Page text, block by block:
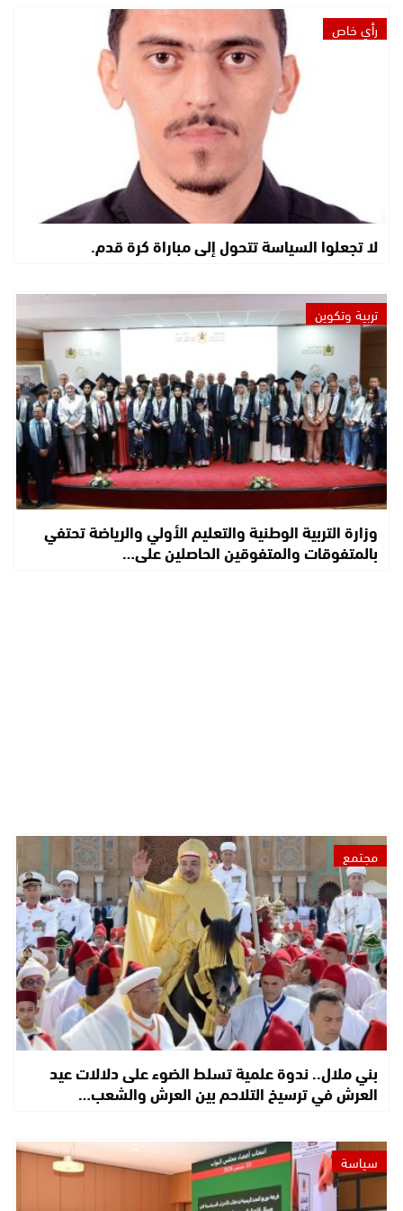
رأي خاص
لا تجعلوا السياسة تتحول إلى مباراة كرة قدم.
تربية وتكوين
وزارة التربية الوطنية والتعليم الأولي والرياضة تحتفي
بالمتفوقات والمتفوقين الحاصلين على…
مجتمع
بني ملال.. ندوة علمية تسلط الضوء على دلالات عيد
العرش في ترسيخ التلاحم بين العرش والشعب…
سياسة